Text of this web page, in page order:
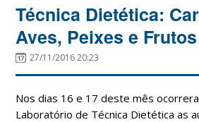
Técnica Dietética:
Aves, Peixes e
27/11/2016 20:23
Nos dias 16 e 17 deste mês
Laboratório de Técnica Dietética as